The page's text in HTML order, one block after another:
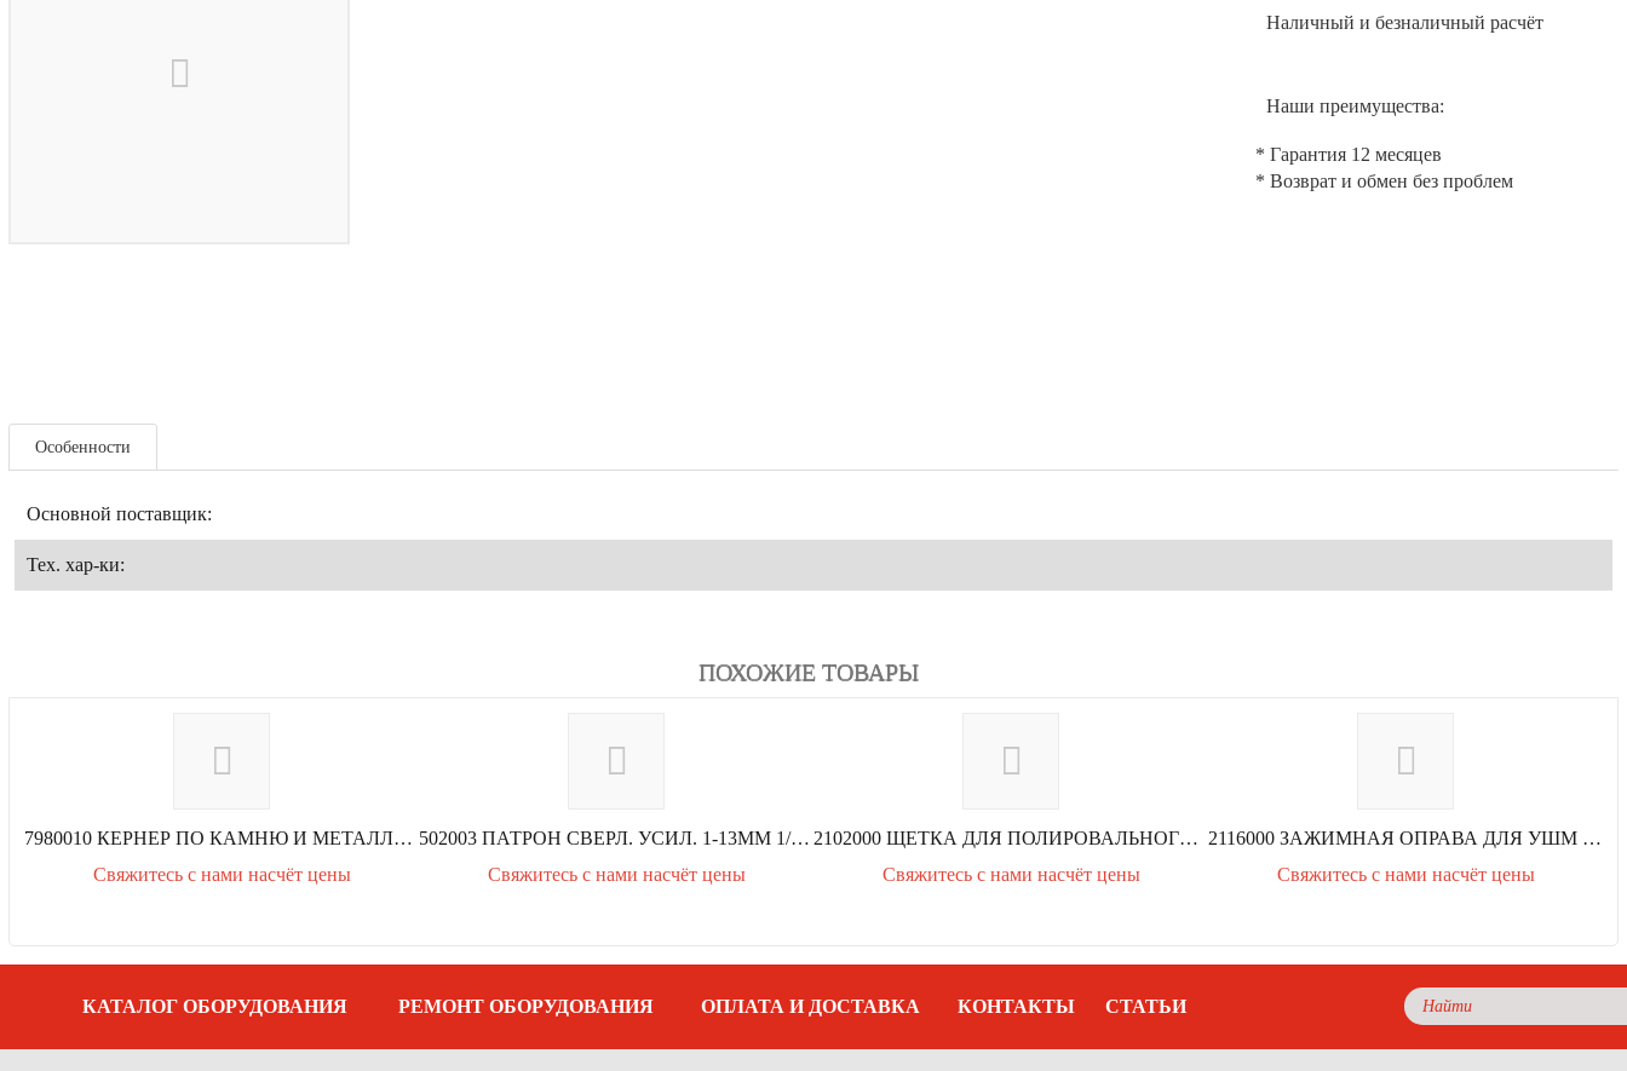
Наличный и безналичный расчёт
Наши преимущества:
* Гарантия 12 месяцев
* Возврат и обмен без проблем
Особенности
Основной поставщик:
Тех. хар-ки:
ПОХОЖИЕ ТОВАРЫ
7980010 КЕРНЕР ПО КАМНЮ И МЕТАЛЛУ ВОЛЬФКРАФТ
Свяжитесь с нами насчёт цены
502003 ПАТРОН СВЕРЛ. УСИЛ. 1-13ММ 1/2-20UNF С КЛЮЧОМ О АДАПТ. SDS+ В ТУБ...
Свяжитесь с нами насчёт цены
2102000 ЩЕТКА ДЛЯ ПОЛИРОВАЛЬНОГО ОБОРУДОВАНИЯ СТ. ПРОВОЛОКА ВОЛЬФКРАФТ
Свяжитесь с нами насчёт цены
2116000 ЗАЖИМНАЯ ОПРАВА ДЛЯ УШМ И ПОЛИРОВ. УСТ-В, ХВ D6MM ВОЛЬФКРАФТ
Свяжитесь с нами насчёт цены
д
у
д
КАТАЛОГ ОБОРУДОВАНИЯ РЕМОНТ ОБОРУДОВАНИЯ ОПЛАТА И ДОСТАВКА КОНТАКТЫ СТАТЬИ